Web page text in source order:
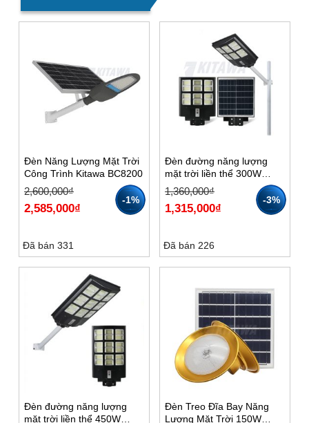
-1%
Đèn Năng Lượng Mặt Trời
Công Trình Kitawa BC8200
2,600,000₫
Giá
gốc
là:
2,600,000₫.
2,585,000₫
Giá
hiện
tại
là:
Đã bán 331
-3%
Đèn đường năng lượng
mặt trời liền thể 300W
KITAWA LT12300
1,360,000₫
Giá
gốc
là:
1,360,000₫.
1,315,000₫
Giá
hiện
tại
là:
Đã bán 226
Đèn đường năng lượng
mặt trời liền thể 450W
Đèn Treo Đĩa Bay Năng
Lượng Mặt Trời 150W